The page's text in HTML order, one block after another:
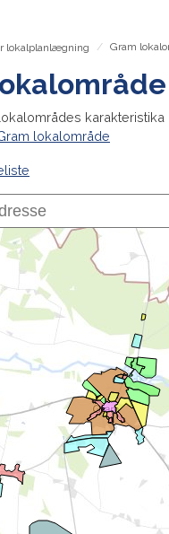
lokalplanlægning / Gram
karakteristika
lokalområde